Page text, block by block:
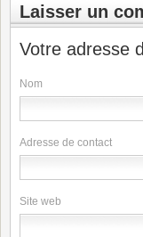
Laisser un
Votre adresse
Nom
Adresse de contact
Site web